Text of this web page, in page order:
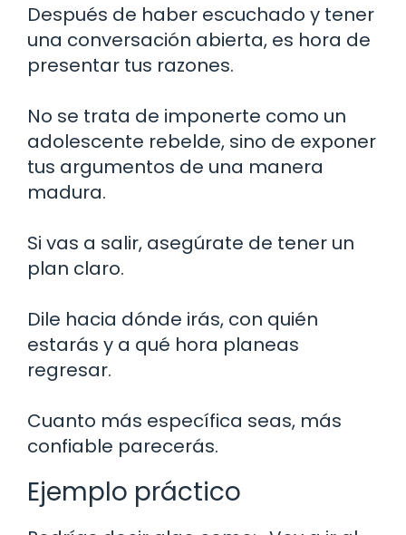
Después de haber escuchado y tener
una conversación abierta, es hora de
presentar tus razones.
No se trata de imponerte como un
adolescente rebelde, sino de exponer
tus argumentos de una manera
madura.
Si vas a salir, asegúrate de tener un
plan claro.
Dile hacia dónde irás, con quién
estarás y a qué hora planeas
regresar.
Cuanto más específica seas, más
confiable parecerás.
Ejemplo práctico